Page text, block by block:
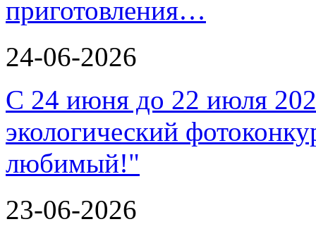
приготовления…
24-06-2026
С 24 июня до 22 июля
экологический
любимый!"
23-06-2026